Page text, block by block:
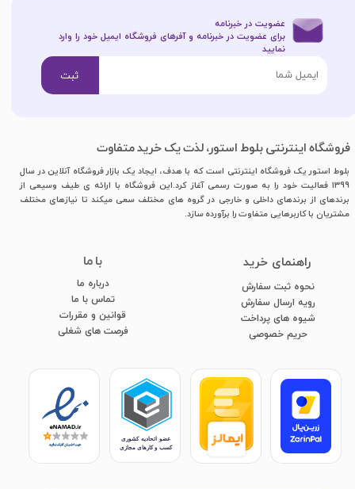
فروشگاه اینترنتی بلوط استور، لذت یک خرید متفاوت
بلوط استور یک فروشگاه اینترنتی است که با هدف، ایجاد یک بازار فروشگاه آنلاین در سال
1399 فعالیت خود را به صورت رسمی آغاز کرد.این فروشگاه با ارائه ی طیف وسیعی از
برندهای از برندهای داخلی و خارجی در گروه های مختلف سعی میکند تا نیازهای مختلف
مشتریان با کاربرهایی متفاوت را برآورده سازد.
با ما
درباره ما
تماس با ما
قوانین و مقررات
فرصت های شغلی
​راهنمای خرید
نحوه ثبت سفارش
رویه ارسال سفارش
شیوه های پرداخت
​​​​​​​حریم خصوصی
عضویت در خبرنامه
برای عضویت در خبرنامه و آفرهای فروشگاه ایمیل خود را وارد
نمایید​​​​​​​
ثبت